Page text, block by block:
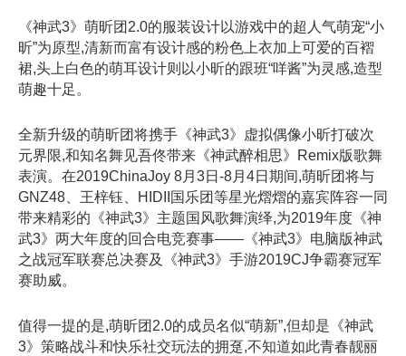
《神武3》萌昕团2.0的服装设计以游戏中的超人气萌宠“小
昕”为原型,清新而富有设计感的粉色上衣加上可爱的百褶
裙,头上白色的萌耳设计则以小昕的跟班“咩酱”为灵感,造型
萌趣十足。
全新升级的萌昕团将携手《神武3》虚拟偶像小昕打破次
元界限,和知名舞见吾佟带来《神武醉相思》Remix版歌舞
表演。在2019ChinaJoy 8月3日-8月4日期间,萌昕团将与
GNZ48、王梓钰、HIDII国乐团等星光熠熠的嘉宾阵容一同
带来精彩的《神武3》主题国风歌舞演绎,为2019年度《神
武3》两大年度的回合电竞赛事——《神武3》电脑版神武
之战冠军联赛总决赛及《神武3》手游2019CJ争霸赛冠军
赛助威。
值得一提的是,萌昕团2.0的成员名似“萌新”,但却是《神武
3》策略战斗和快乐社交玩法的拥趸,不知道如此青春靓丽